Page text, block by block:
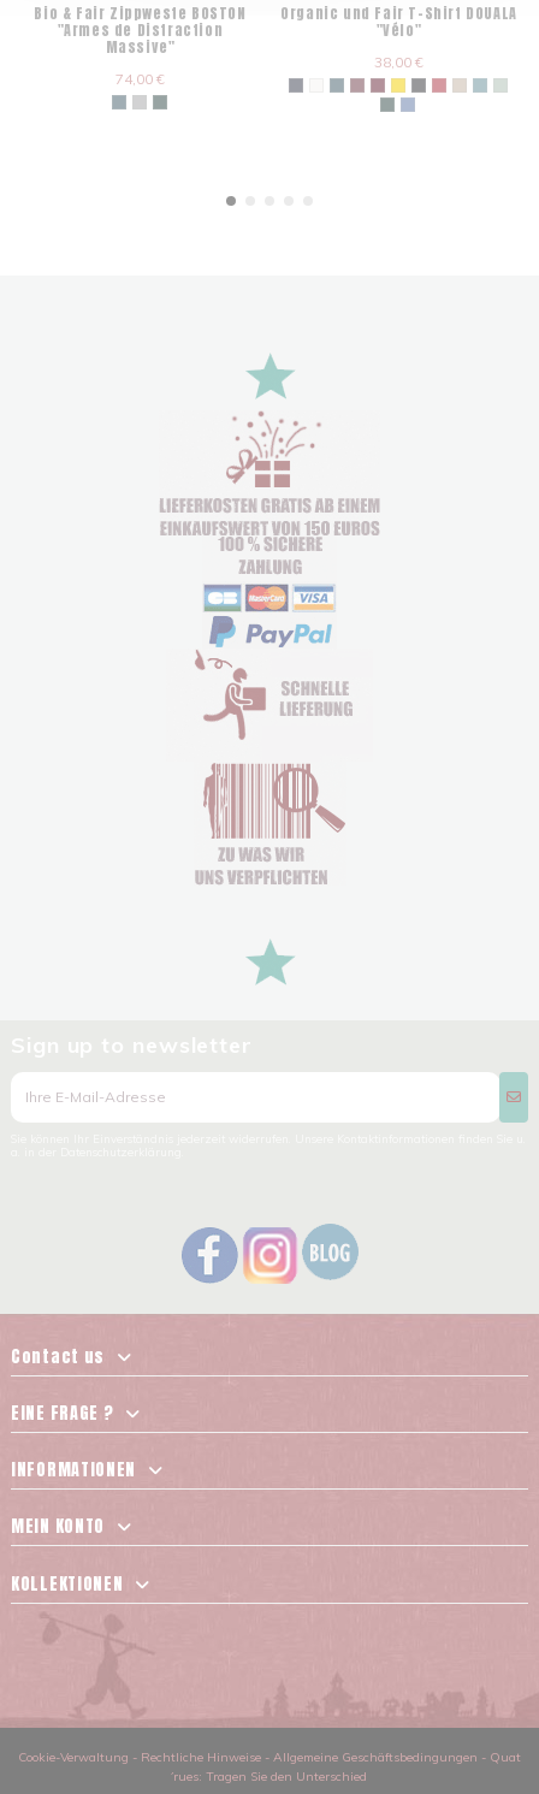
Bio & Fair Zippweste BOSTON
"Armes de Distraction
Massive"
74,00 €
Organic und Fair T-Shirt DOUALA
"Vélo"
38,00 €
Contact us
EINE FRAGE ?
INFORMATIONEN
MEIN KONTO
KOLLEKTIONEN
Cookie-Verwaltung - Rechtliche Hinweise - Allgemeine Geschäftsbedingungen - Quat
´rues: Tragen Sie den Unterschied